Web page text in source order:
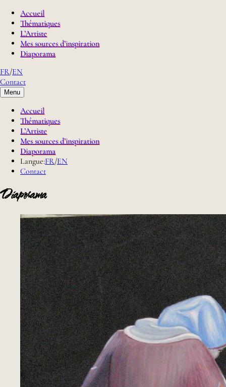
Accueil
Thématiques
L’Artiste
Mes sources d’inspiration
Diaporama
FR/EN
Contact
Menu
Accueil
Thématiques
L’Artiste
Mes sources d’inspiration
Diaporama
Langue:FR/EN
Contact
Diaporama